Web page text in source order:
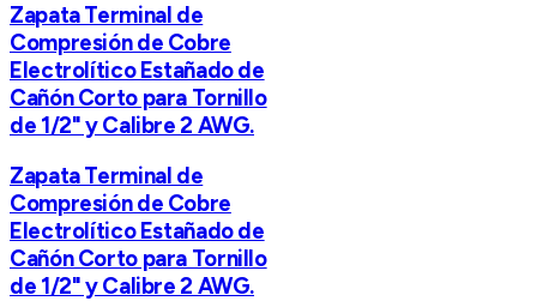
Zapata Terminal de
Compresión de Cobre
Electrolítico Estañado de
Cañón Corto para Tornillo
de 1/2" y Calibre 2 AWG.
Zapata Terminal de
Compresión de Cobre
Electrolítico Estañado de
Cañón Corto para Tornillo
de 1/2" y Calibre 2 AWG.